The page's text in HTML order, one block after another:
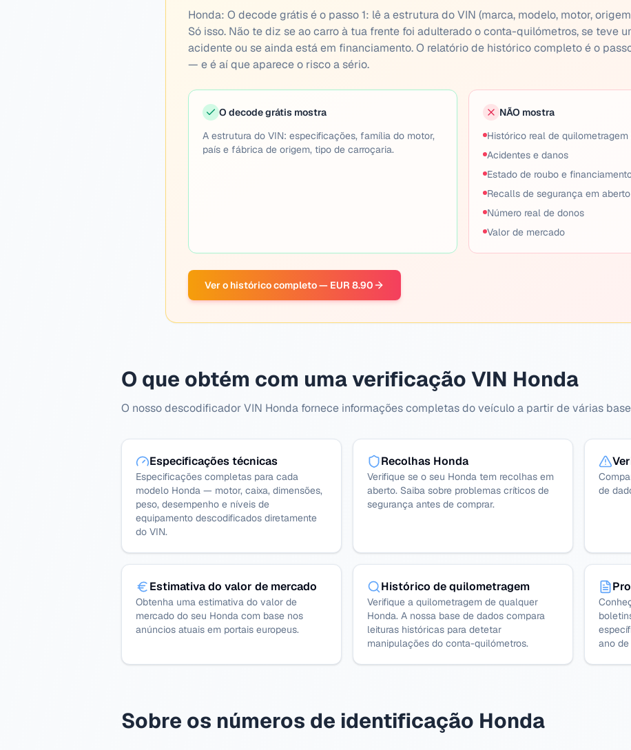
Honda: O decode grátis é o passo 1: lê a estrutura do VIN (marca, modelo, motor,
Só isso. Não te diz se ao carro à tua frente foi adulterado o conta-quilómetros, se teve
acidente ou se ainda está em financiamento. O relatório de histórico completo é o
— e é aí que aparece o risco a sério.
O decode grátis mostra
A estrutura do VIN: especificações, família do motor,
país e fábrica de origem, tipo de carroçaria.
NÃO mostra
Histórico real de quilometragem
Acidentes e danos
Estado de roubo e
Recalls de segurança em aberto
Número real de donos
Valor de mercado
Ver o histórico completo — EUR 8.90
O que obtém com uma verificação VIN Honda
O nosso descodificador VIN Honda fornece informações completas do veículo a partir de várias
Especificações técnicas
Especificações completas para cada
modelo Honda — motor, caixa, dimensões,
peso, desempenho e níveis de
equipamento descodificados diretamente
do VIN.
Recolhas Honda
Verifique se o seu Honda tem recolhas em
aberto. Saiba sobre problemas críticos de
segurança antes de comprar.
de
Estimativa do valor de mercado
Obtenha uma estimativa do valor de
mercado do seu Honda com base nos
anúncios atuais em portais europeus.
Histórico de quilometragem
Verifique a quilometragem de qualquer
Honda. A nossa base de dados compara
leituras históricas para detetar
manipulações do conta-quilómetros.
ano
Sobre os números de identificação Honda